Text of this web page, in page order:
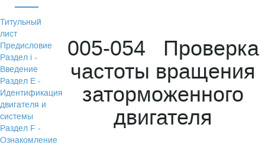
Титульный
лист
Предисловие
Раздел i -
Введение
Раздел Е -
Идентификация
двигателя и
системы
Раздел F -
Ознакомление
005-054 Проверка
частоты вращения
заторможенного
двигателя